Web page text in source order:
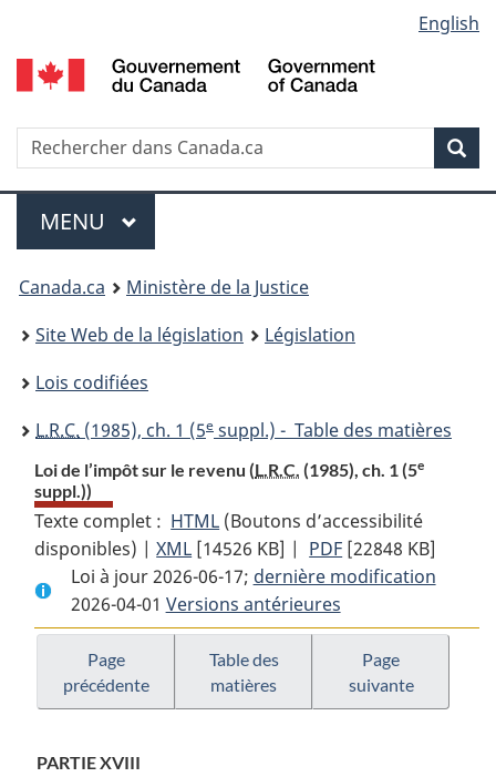
au
contenu
propos
de
la
HTML
simplifiée
selection
English
Recherche
Menu
MENU PRINCIPAL
You
are
here:
Canada.ca
Ministère de la Justice
Site Web de la législation
Législation
Lois codifiées
L.R.C. (1985), ch. 1 (5e suppl.) - Table des matières
Loi de l’impôt sur le revenu (L.R.C. (1985), ch. 1 (5e
suppl.))
Texte complet : HTML Texte
complet
:
Loi
de
l’impôt
sur
le
(Boutons d’accessibilité
disponibles) |XML Texte
complet
:
Loi
de
l’impôt
sur
[14526 KB] | PDF Texte
complet
Loi
de
l’impôt
sur
[22848 KB]
Loi à jour 2026-06-17; dernière modification
2026-04-01 Versions antérieures
Page
précédente
Table des
matières
Page
suivante
PARTIE XVIII